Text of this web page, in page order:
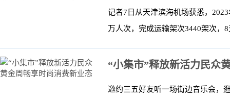
记者7日从天津滨海机场获悉，
万人次，完成运输架次3440架次，
“小集市”释放新活力民众
邀约三五好友听一场街边音乐会，